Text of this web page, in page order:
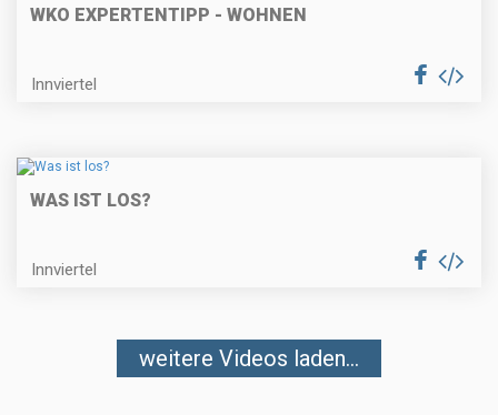
WKO EXPERTENTIPP - WOHNEN
Innviertel
WAS IST LOS?
Innviertel
weitere Videos laden...